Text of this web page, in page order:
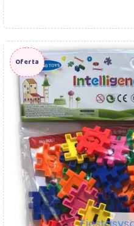
Oferta